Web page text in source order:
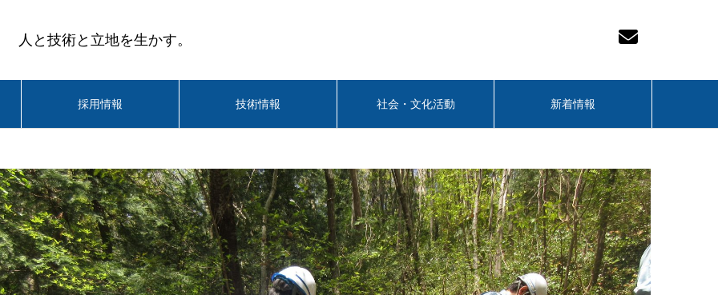
人と技術と立地を生かす。
採用情報 技術情報 社会・文化活動 新着情報